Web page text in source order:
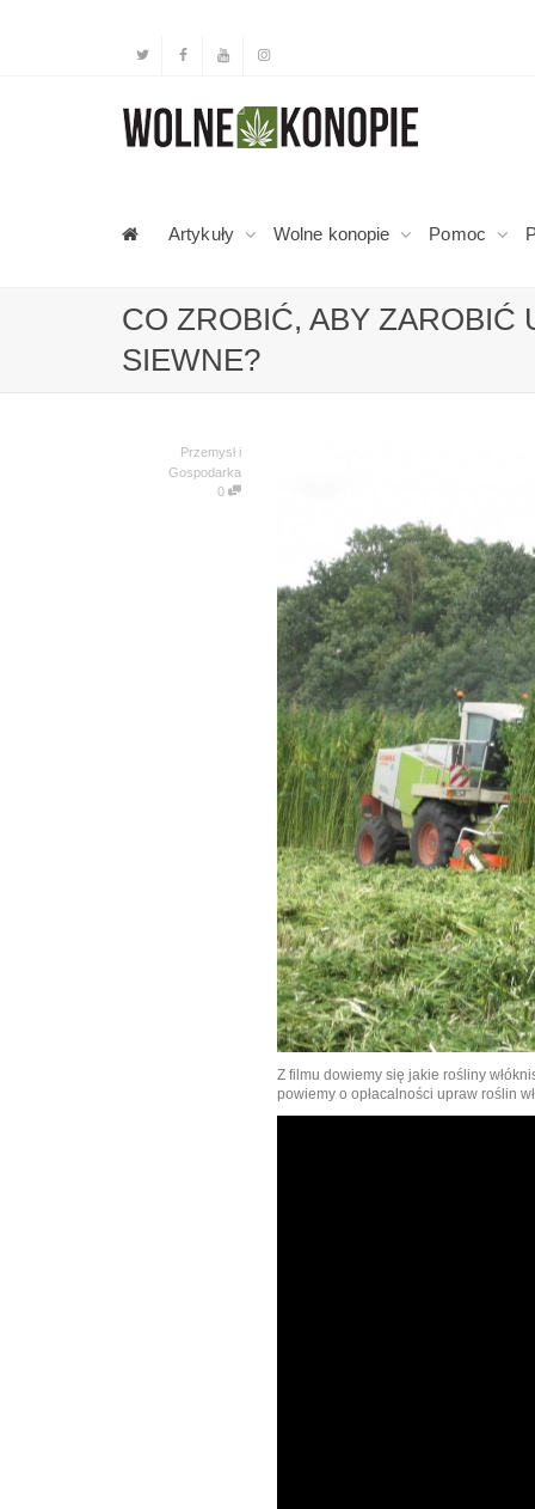
Artykuły Wolne konopie Pomoc
CO ZROBIĆ, ABY ZAROBIĆ
SIEWNE?
Przemysł i
Gospodarka
0
Z filmu dowiemy się jakie rośliny
powiemy o opłacalności upraw roślin